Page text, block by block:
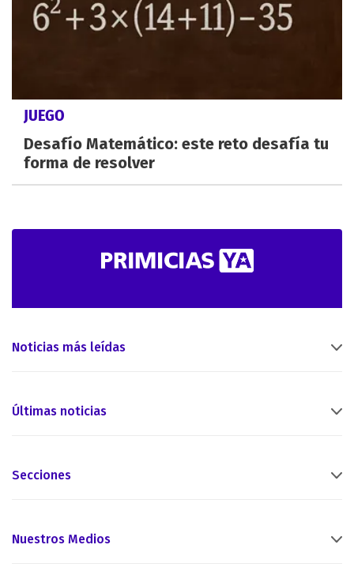
JUEGO
Desafío Matemático: este reto desafía tu
forma de resolver
Noticias más leídas
Últimas noticias
Secciones
Nuestros Medios